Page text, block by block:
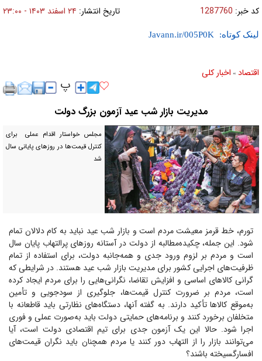
کد خبر: 1287760 تاریخ انتشار: ۲۴ اسفند ۱۴۰۳ - ۲۳:۰۰
لینک کوتاه:
اقتصاد » اخبار کلی
مدیریت بازار شب عید آزمون بزرگ دولت
مجلس خواستار اقدام عملی برای
کنترل قیمت‌ها در روز‌های پایانی سال
شد
تورم، خط قرمز معیشت مردم است و بازار شب عید نباید به کام دلالان تمام
شود. این جمله، چکیده‌مطالبه از دولت در آستانه روز‌های پرالتهاب پایان سال
است و مردم بر لزوم ورود جدی و همه‌جانبه دولت، برای استفاده از تمام
ظرفیت‌های اجرایی کشور برای مدیریت بازار شب عید هستند. در شرایطی که
گرانی کالا‌های اساسی و افزایش تقاضا، نگرانی‌هایی را برای مردم ایجاد کرده
است، مردم بر ضرورت کنترل قیمت‌ها، جلوگیری از سودجویی و تأمین
به‌موقع کالا‌ها تأکید دارند. به گفته آنها، دستگاه‌های نظارتی باید قاطعانه با
متخلفان برخورد کنند و برنامه‌های حمایتی دولت باید به‌صورت عملی و فوری
اجرا شود. حالا این یک آزمون جدی برای تیم اقتصادی دولت است، آیا
می‌توانند بازار را از التهاب دور کنند یا مردم همچنان باید نگران قیمت‌های
افسارگسیخته باشند؟